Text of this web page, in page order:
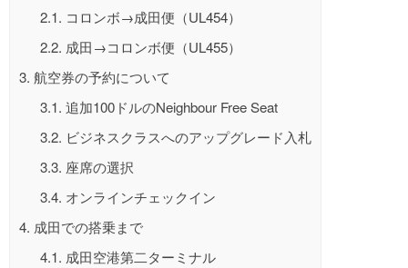
2.1. コロンボ→成田便（UL454）
2.2. 成田→コロンボ便（UL455）
3. 航空券の予約について
3.1. 追加100ドルのNeighbour Free Seat
3.2. ビジネスクラスへのアップグレード入札
3.3. 座席の選択
3.4. オンラインチェックイン
4. 成田での搭乗まで
4.1. 成田空港第二ターミナル